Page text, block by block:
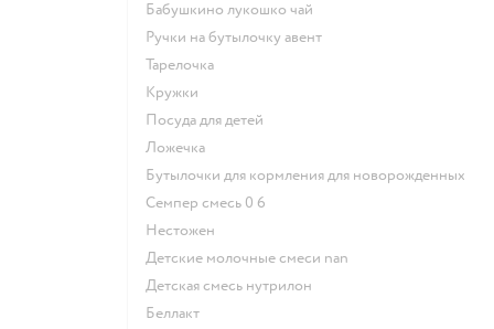
бабушкино лукошко чай
ручки на бутылочку авент
тарелочка
кружки
посуда для детей
ложечка
бутылочки для кормления для новорожденных
семпер смесь 0 6
нестожен
Детские молочные смеси nan
детская смесь нутрилон
беллакт